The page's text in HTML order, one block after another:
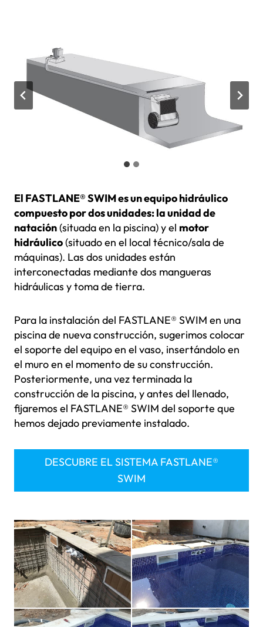
El FASTLANE® SWIM es un equipo hidráulico
compuesto por dos unidades: la unidad de
natación(situada en la piscina) y el motor
hidráulico(situado en el local técnico/sala de
máquinas). Las dos unidades están
interconectadas mediante dos mangueras
hidráulicas y toma de tierra.
Para la instalación del FASTLANE® SWIM en una
piscina de nueva construcción, sugerimos colocar
el soporte del equipo en el vaso, insertándolo en
el muro en el momento de su construcción.
Posteriormente, una vez terminada la
construcción de la piscina, y antes del llenado,
fijaremos el FASTLANE® SWIM del soporte que
hemos dejado previamente instalado.
DESCUBRE EL SISTEMA FASTLANE®
SWIM